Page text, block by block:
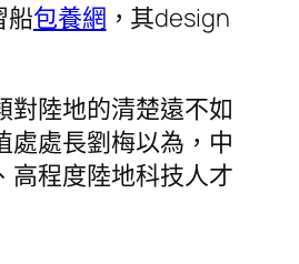
船包養網 ，其design
對陸地的清楚遠不如
處處長劉梅以為，中
高程度陸地科技人才